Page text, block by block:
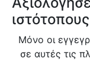
ιστότοπους
Μόνο οι
σε αυτές τις